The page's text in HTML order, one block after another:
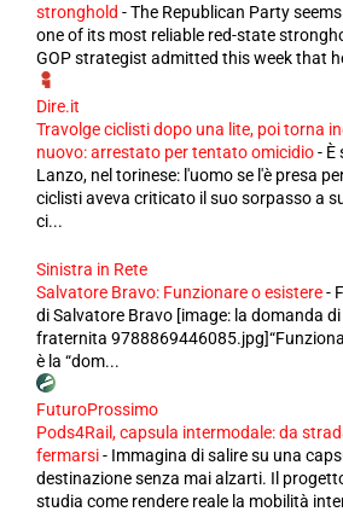
stronghold -The Republican Party
one of its most reliable red-state
GOP strategist admitted this week that
Dire.it
Travolge ciclisti dopo una lite, poi torna
nuovo: arrestato per tentato omicidio- È
Lanzo, nel torinese: l'uomo se l'è presa
ciclisti aveva criticato il suo sorpasso a
ci...
Sinistra in Rete
Salvatore Bravo: Funzionare o esistere-
di Salvatore Bravo [image: la domanda
fraternita
è la “dom...
FuturoProssimo
Pods4Rail, capsula intermodale: da
fermarsi- Immagina di salire su una
destinazione senza mai alzarti. Il
studia come rendere reale la mobilità